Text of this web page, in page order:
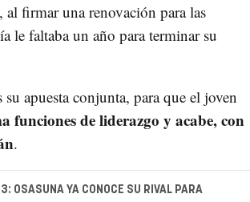
, al firmar una renovación para las
le faltaba un año para terminar su
apuesta conjunta, para que el joven
funciones de liderazgo y acabe, con
.
OSASUNA YA CONOCE SU RIVAL PARA